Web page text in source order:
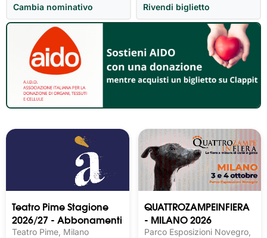
Teatro Pime Stagione
2026/27 - Abbonamenti
Teatro Pime, Milano
QUATTROZAMPEINFIERA
- MILANO 2026
Parco Esposizioni Novegro,
Cambia nominativo Rivendi biglietto